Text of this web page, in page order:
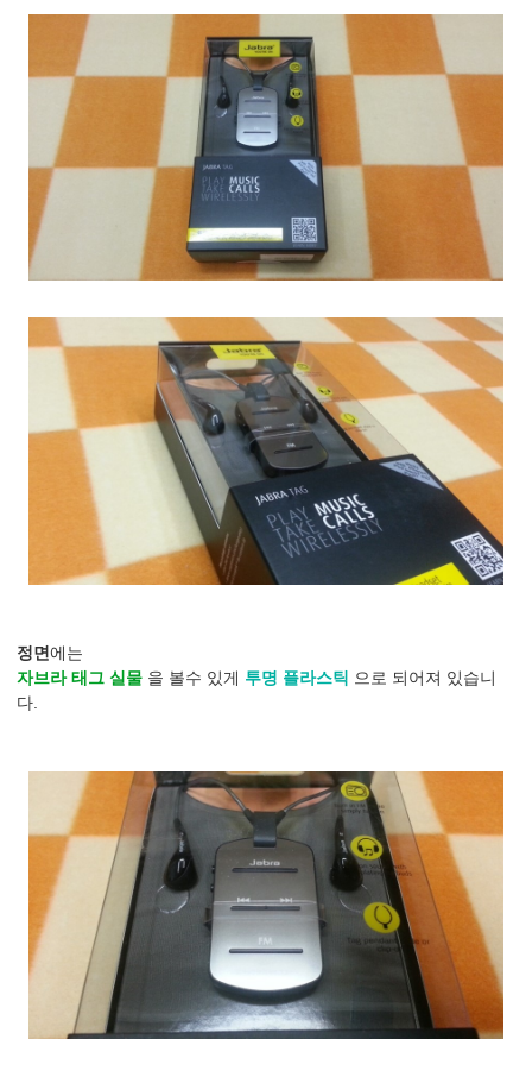
정면에는
자브라 태그 실물 을 볼수 있게 투명 플라스틱 으로 되어져 있습니
다.